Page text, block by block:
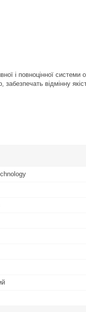
і повноцінної системи
забезпечать відмінну